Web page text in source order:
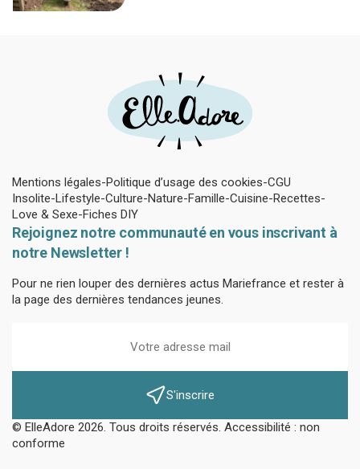
Mentions légales Politique d’usage des cookies CGU
Insolite Lifestyle Culture Nature Famille Cuisine Recettes
Love & Sexe Fiches DIY
Rejoignez notre communauté en vous inscrivant à
notre Newsletter !
Pour ne rien louper des dernières actus Mariefrance et rester à
la page des dernières tendances jeunes.
S'inscrire
© ElleAdore 2026. Tous droits réservés. Accessibilité : non
conforme